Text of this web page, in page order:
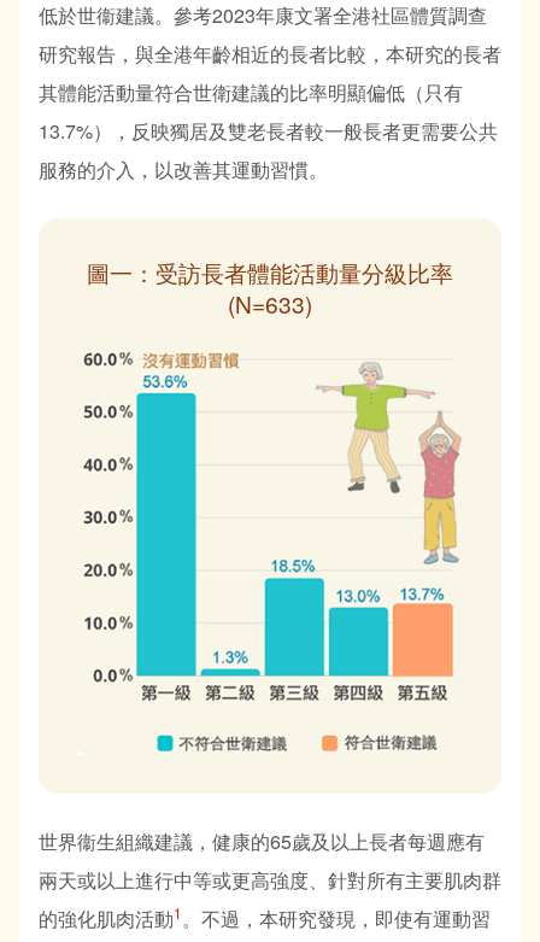
低於世衞建議。參考2023年康文署全港社區體質調查
研究報告，與全港年齡相近的長者比較，本研究的長者
其體能活動量符合世衛建議的比率明顯偏低（只有
13.7%），反映獨居及雙老長者較一般長者更需要公共
服務的介入，以改善其運動習慣。
圖一：受訪長者體能活動量分級比率
(N=633)
世界衞生組織建議，健康的65歲及以上長者每週應有
兩天或以上進行中等或更高強度、針對所有主要肌肉群
的強化肌肉活動1。不過，本研究發現，即使有運動習